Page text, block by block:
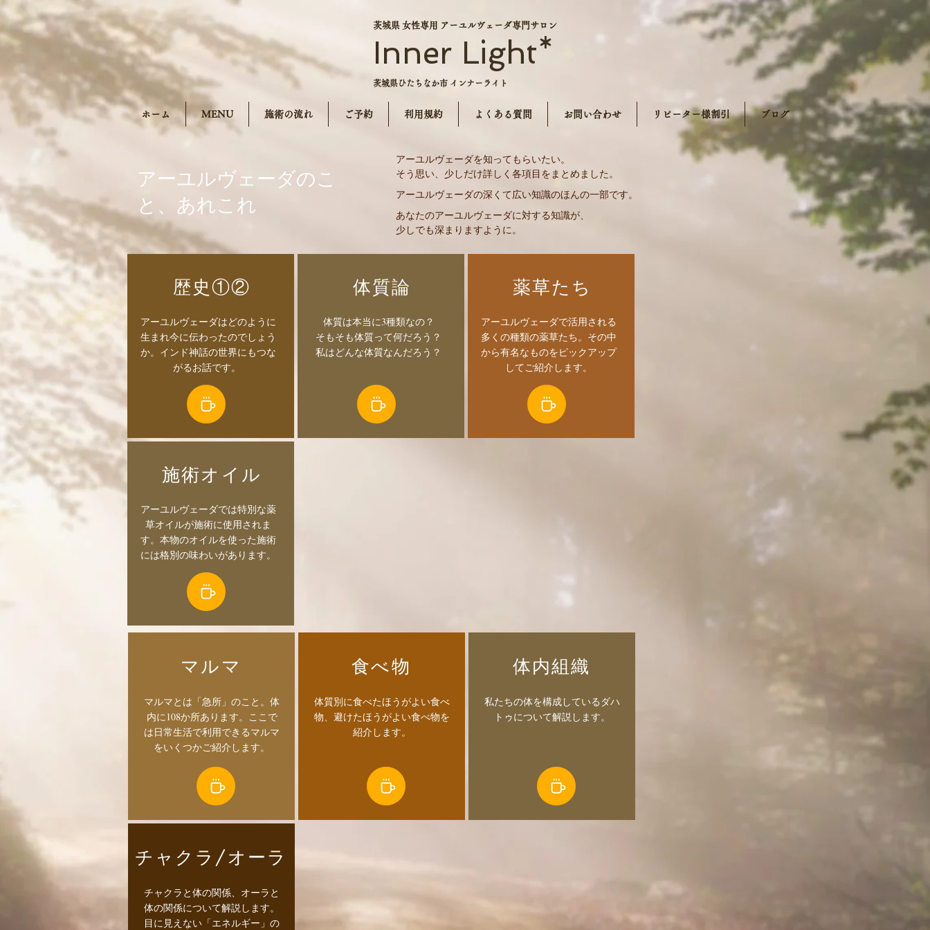
茨城県 女性専用 アーユルヴェーダ専門サロン
Inner Light*
茨城県ひたちなか市 インナーライト
ホーム MENU 施術の流れ ご予約 利用規約 よくある質問 お問い合わせ リピーター様割引 ブログ
​アーユルヴェーダのこ
と、あれこれ
アーユルヴェーダを知ってもらいたい。
​そう思い、少しだけ詳しく各項目をまとめました。
アーユルヴェーダの深くて広い知識のほんの一部です。
あなたのアーユルヴェーダに対する知識が、
少しでも深まりますように。
​歴史①②
アーユルヴェーダはどのように
生まれ今に伝わったのでしょう
か。インド神話の世界にもつな
がるお話です。
​体質論
​体質は本当に3種類なの？
そもそも体質って何だろう？
私はどんな体質なんだろう？
​薬草たち
​アーユルヴェーダで活用される
多くの種類の薬草たち。その中
から有名なものをピックアップ
してご紹介します。
​施術オイル
アーユルヴェーダでは特別な薬
草オイルが施術に使用されま
す。本物のオイルを使った施術
には格別の味わいがあります。
​マルマ
​マルマとは「急所」のこと。体
内に108か所あります。ここで
は日常生活で利用できるマルマ
をいくつかご紹介します。
​食べ物
​体質別に食べたほうがよい食べ
物、避けたほうがよい食べ物を
紹介します。
​体内組織
​私たちの体を構成しているダハ
トゥについて解説します。
​チャクラ/オーラ
​チャクラと体の関係、オーラと
体の関係について解説します。
目に見えない「エネルギー」の